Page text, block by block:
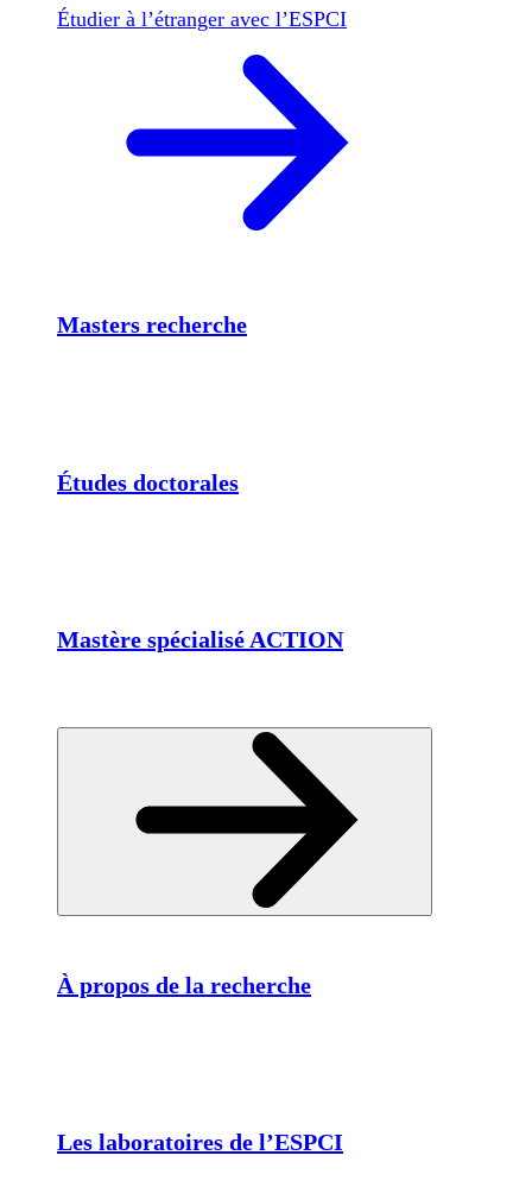
Étudier à l’étranger avec l’ESPCI
Masters recherche
Études doctorales
Mastère spécialisé ACTION
À propos de la recherche
Les laboratoires de l’ESPCI